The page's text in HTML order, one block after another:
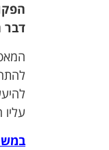
דבר
עליו